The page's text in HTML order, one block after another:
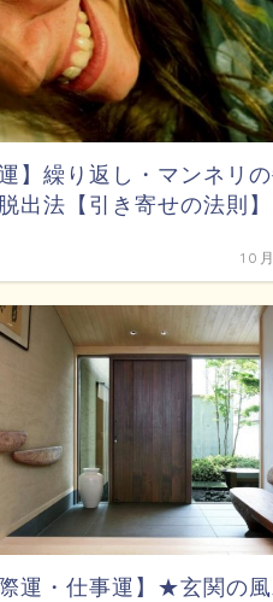
運】繰り返し・マンネリ
出法【引き寄せの法則】
10
際運・仕事運】★玄関の